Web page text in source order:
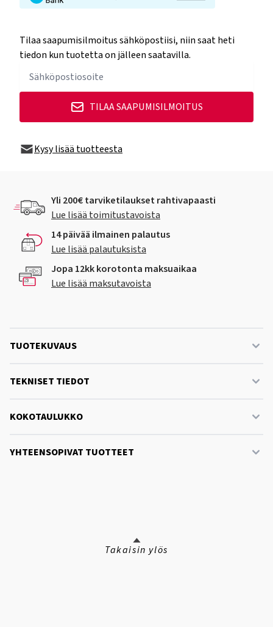
Tilaa saapumisilmoitus sähköpostiisi, niin saat heti
tiedon kun tuotetta on jälleen saatavilla.
TILAA SAAPUMISILMOITUS
Kysy lisää tuotteesta
Yli 200€ tarviketilaukset rahtivapaasti
Lue lisää toimitustavoista
14 päivää ilmainen palautus
Lue lisää palautuksista
Jopa 12kk korotonta maksuaikaa
Lue lisää maksutavoista
TUOTEKUVAUS
TEKNISET TIEDOT
KOKOTAULUKKO
YHTEENSOPIVAT TUOTTEET
Takaisin ylös